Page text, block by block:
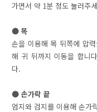
가면서 약 1분 정도 눌러주
● 목
손을 이용해 목 뒤쪽에 압
해 귀 뒤까지 이동을 합니
다.
● 손가락 끝
엄지와 검지를 이용해 손가